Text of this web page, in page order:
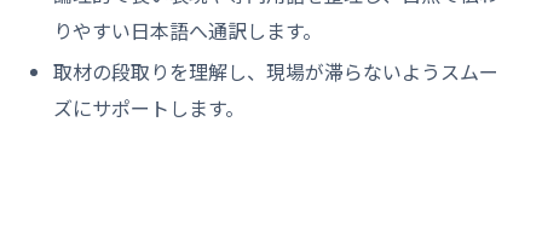
りやすい日本語へ通訳します。
取材の段取りを理解し、現場が滞らないようスムー
ズにサポートします。